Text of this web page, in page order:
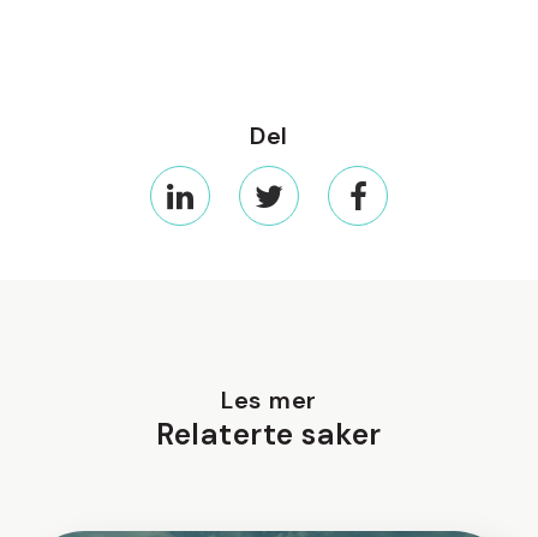
Del
Les mer
Relaterte saker